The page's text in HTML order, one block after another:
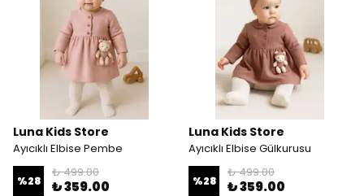
Luna Kids Store
Ayıcıklı Elbise Pembe
%28
₺ 499.00
₺ 359.00
Luna Kids Store
Ayıcıklı Elbise Gülkurusu
%28
₺ 499.00
₺ 359.00